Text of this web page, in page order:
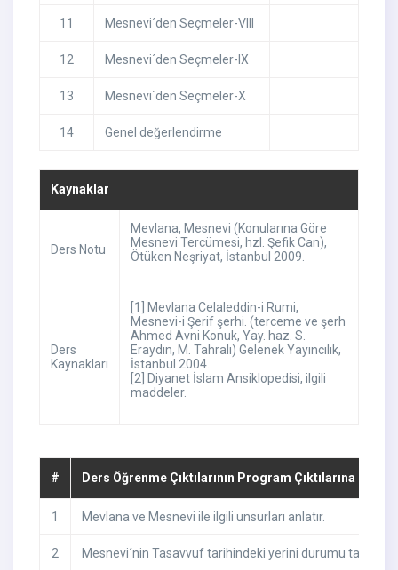
11 Mesnevi´den Seçmeler-VIII
12 Mesnevi´den Seçmeler-IX
13 Mesnevi´den Seçmeler-X
14 Genel değerlendirme
Kaynaklar
Ders Notu
Mevlana, Mesnevi (Konularına Göre
Mesnevi Tercümesi, hzl. Şefik Can),
Ötüken Neşriyat, İstanbul 2009.
Ders
Kaynakları
[1] Mevlana Celaleddin-i Rumi,
Mesnevi-i Şerif şerhi. (terceme ve şerh
Ahmed Avni Konuk, Yay. haz. S.
Eraydın, M. Tahralı) Gelenek Yayıncılık,
İstanbul 2004.
[2] Diyanet İslam Ansiklopedisi, ilgili
maddeler.
# Ders Öğrenme Çıktılarının Program Çıktılarına Katkısı
1 Mevlana ve Mesnevi ile ilgili unsurları anlatır.
2 Mesnevi´nin Tasavvuf tarihindeki yerini durumu tasvir